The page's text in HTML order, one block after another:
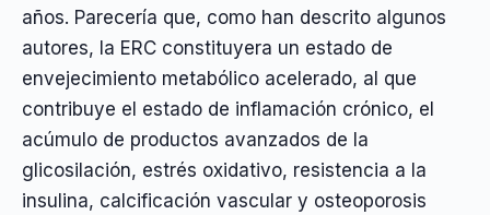
años. Parecería que, como han descrito algunos
autores, la ERC constituyera un estado de
envejecimiento metabólico acelerado, al que
contribuye el estado de inflamación crónico, el
acúmulo de productos avanzados de la
glicosilación, estrés oxidativo, resistencia a la
insulina, calcificación vascular y osteoporosis